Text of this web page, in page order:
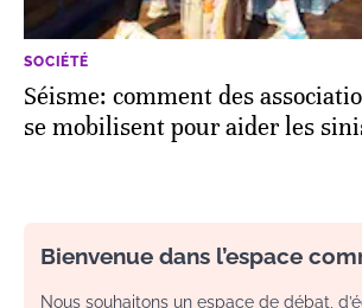
SOCIÉTÉ
Séisme: comment des
se mobilisent pour aider les
Bienvenue dans l’espace
Nous souhaitons un espace de débat,